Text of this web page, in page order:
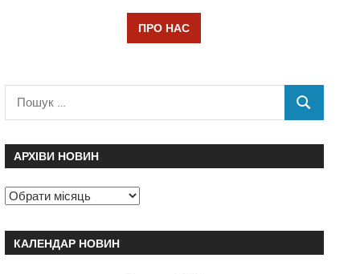
ПРО НАС
АРХІВИ НОВИН
КАЛЕНДАР НОВИН